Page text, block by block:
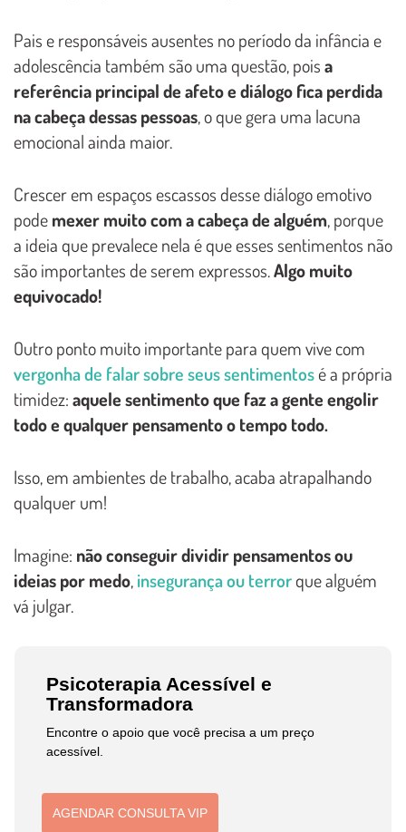
Pais e responsáveis ausentes no período da infância e
adolescência também são uma questão, poisa
referência principal de afeto e diálogo fica perdida
na cabeça dessas pessoas, o que gera uma lacuna
emocional ainda maior.
Crescer em espaços escassos desse diálogo emotivo
podemexer muito com a cabeça de alguém, porque
a ideia que prevalece nela é que esses sentimentos não
são importantes de serem expressos.Algo muito
equivocado!
Outro ponto muito importante para quem vive com
vergonha de falar sobre seus sentimentosé a própria
timidez:aquele sentimento que faz a gente engolir
todo e qualquer pensamento o tempo todo.
Isso, em ambientes de trabalho, acaba atrapalhando
qualquer um!
Imagine: não conseguir dividir pensamentos ou
ideias por medo,insegurança ou terrorque alguém
vá julgar.
Psicoterapia Acessível e
Transformadora
Encontre o apoio que você precisa a um preço
acessível.
AGENDAR CONSULTA VIP